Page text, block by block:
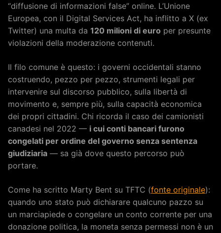
“diffusione di informazioni false” online. L’Unione
Europea, con il Digital Services Act, ha inflitto a X (ex
Twitter) una multa da 120 milioni di euro per presunte
violazioni della moderazione contenuti.
Il filo comune è questo: i governi occidentali stanno
costruendo, pezzo per pezzo, strumenti legali per
intervenire sul discorso pubblico, sulla libertà di
movimento e, sempre più, sulla capacità economica
dei propri cittadini. Chi ricorda il caso dei camionisti
canadesi nel 2022 — i cui conti bancari furono
congelati per ordine del governo senza sentenza
giudiziaria — sa già dove questo percorso può
portare.
Come ha scritto Marty Bent su TFTC (fonte originale):
quando uno stato può dichiarare qualcuno pazzo su
un marciapiede o congelare un conto corrente per una
donazione politica, la moneta senza permessi non è un